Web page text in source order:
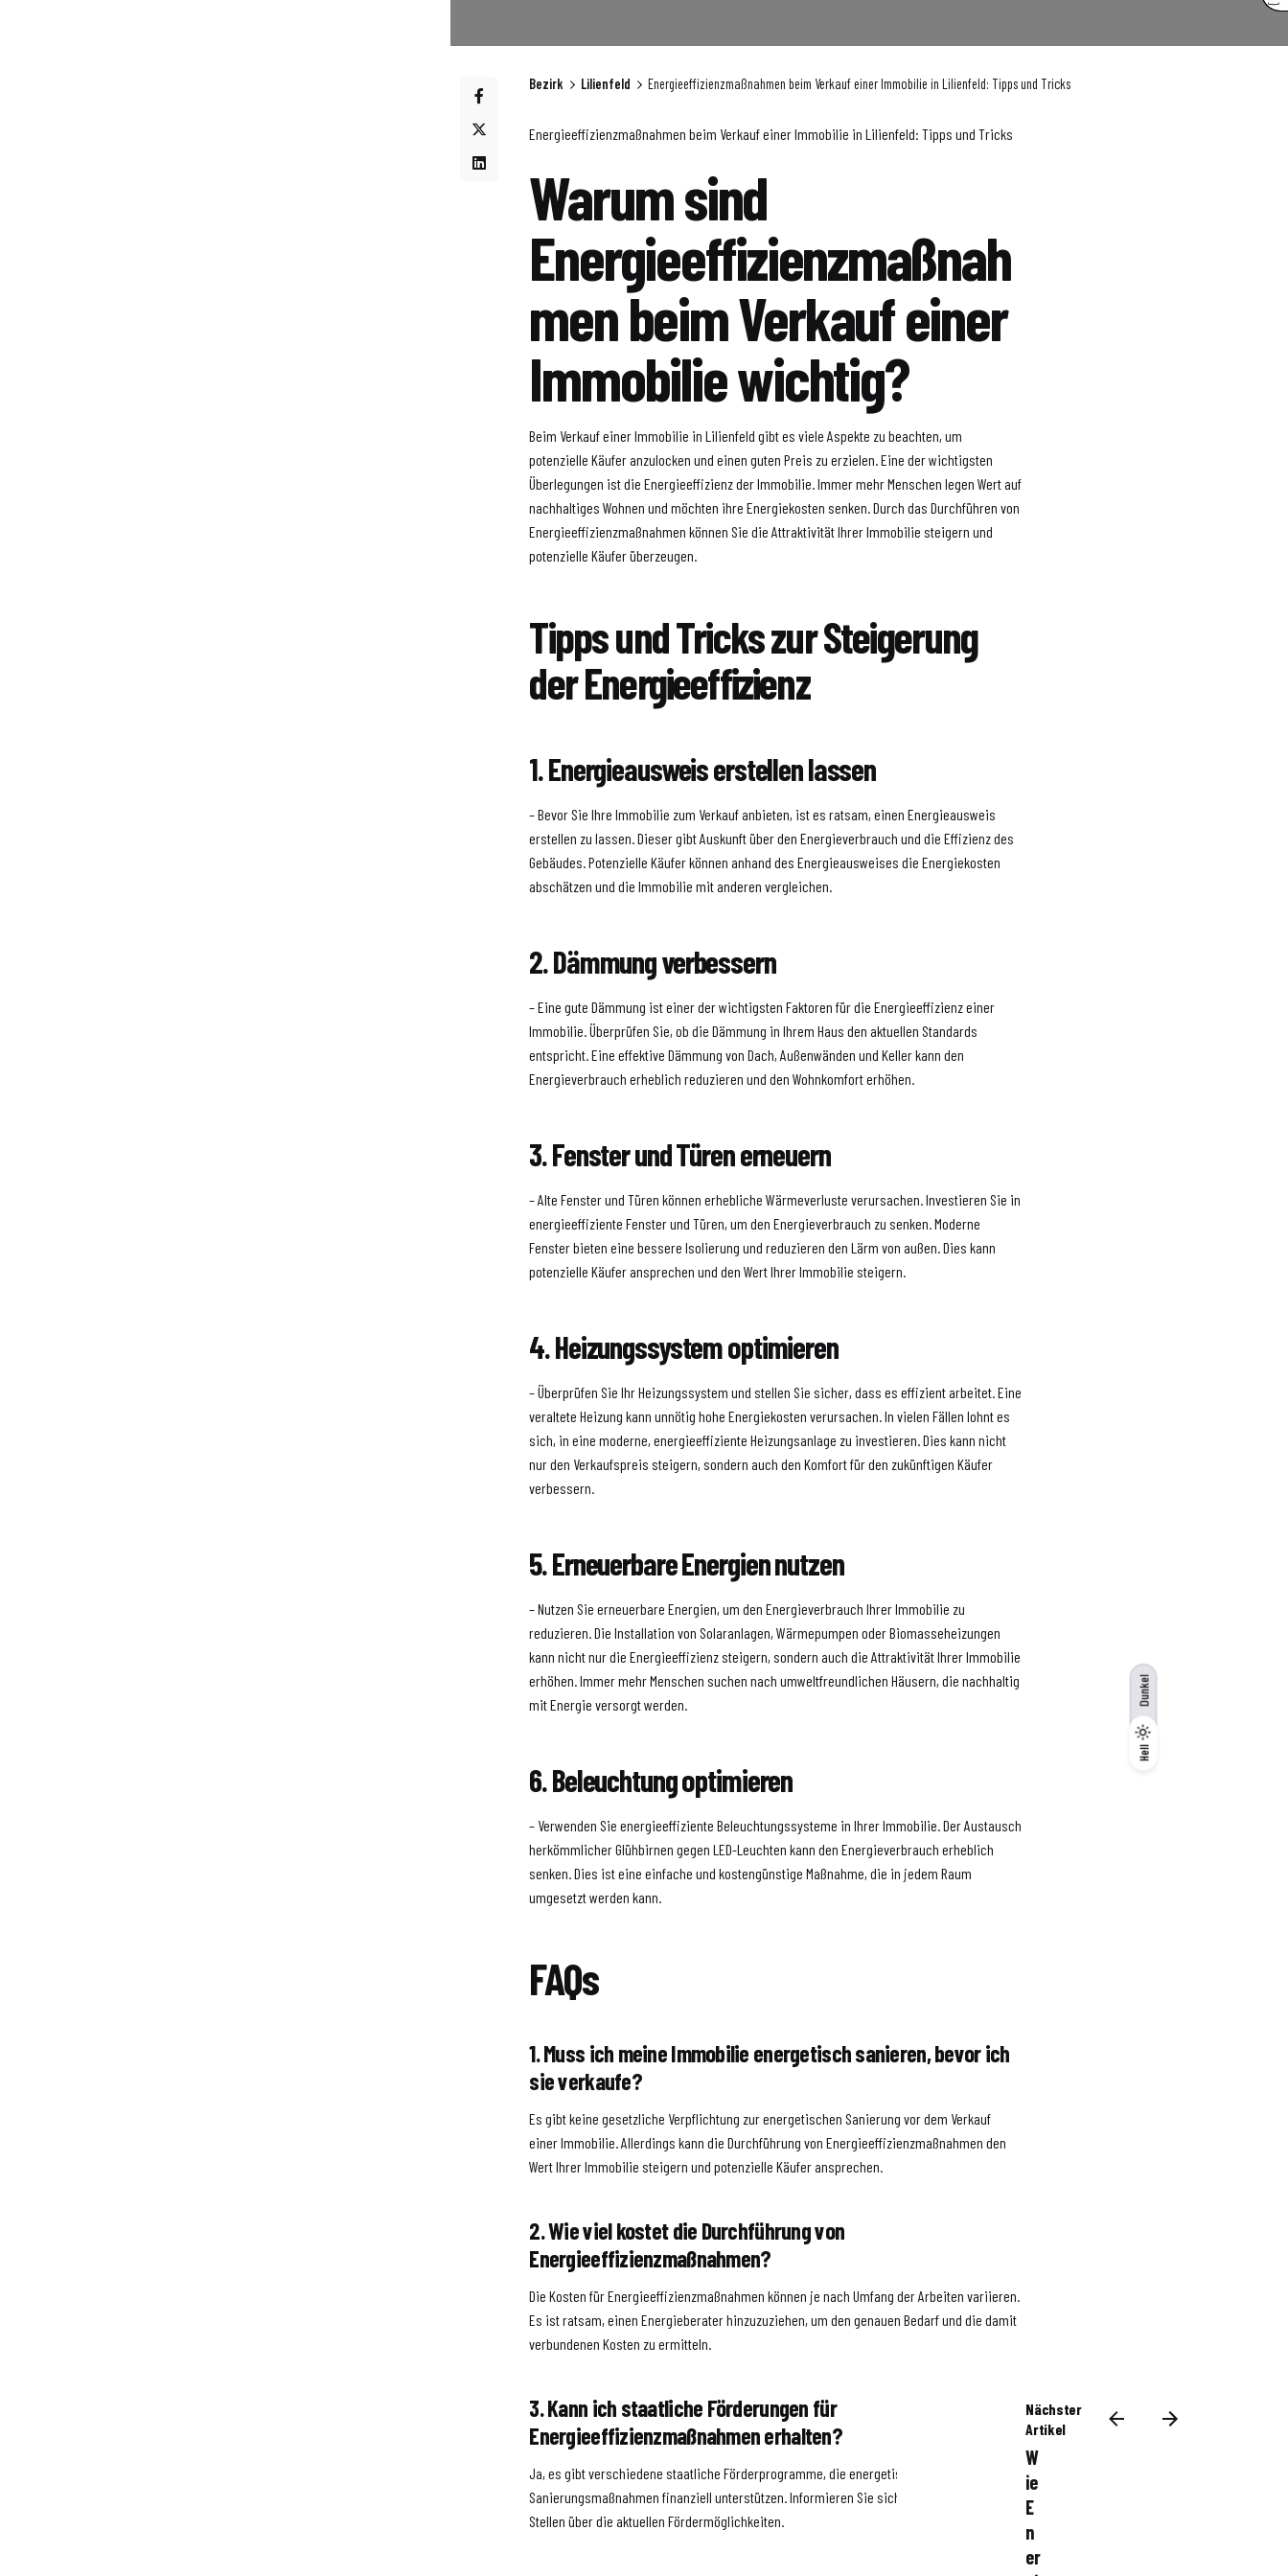
Hell
Dunkel
Hell
Dunkel
Bezirk Lilienfeld Energieeffizienzmaßnahmen beim Verkauf einer Immobilie in Lilienfeld: Tipps und Tricks
Energieeffizienzmaßnahmen beim Verkauf einer Immobilie in Lilienfeld: Tipps und Tricks
Warum sind
Energieeffizienzmaßnah
men beim Verkauf einer
Immobilie wichtig?
Beim Verkauf einer Immobilie in Lilienfeld gibt es viele Aspekte zu beachten, um
potenzielle Käufer anzulocken und einen guten Preis zu erzielen. Eine der wichtigsten
Überlegungen ist die Energieeffizienz der Immobilie. Immer mehr Menschen legen Wert auf
nachhaltiges Wohnen und möchten ihre Energiekosten senken. Durch das Durchführen von
Energieeffizienzmaßnahmen können Sie die Attraktivität Ihrer Immobilie steigern und
potenzielle Käufer überzeugen.
Tipps und Tricks zur Steigerung
der Energieeffizienz
1. Energieausweis erstellen lassen
– Bevor Sie Ihre Immobilie zum Verkauf anbieten, ist es ratsam, einen Energieausweis
erstellen zu lassen. Dieser gibt Auskunft über den Energieverbrauch und die Effizienz des
Gebäudes. Potenzielle Käufer können anhand des Energieausweises die Energiekosten
abschätzen und die Immobilie mit anderen vergleichen.
2. Dämmung verbessern
– Eine gute Dämmung ist einer der wichtigsten Faktoren für die Energieeffizienz einer
Immobilie. Überprüfen Sie, ob die Dämmung in Ihrem Haus den aktuellen Standards
entspricht. Eine effektive Dämmung von Dach, Außenwänden und Keller kann den
Energieverbrauch erheblich reduzieren und den Wohnkomfort erhöhen.
3. Fenster und Türen erneuern
– Alte Fenster und Türen können erhebliche Wärmeverluste verursachen. Investieren Sie in
energieeffiziente Fenster und Türen, um den Energieverbrauch zu senken. Moderne
Fenster bieten eine bessere Isolierung und reduzieren den Lärm von außen. Dies kann
potenzielle Käufer ansprechen und den Wert Ihrer Immobilie steigern.
4. Heizungssystem optimieren
– Überprüfen Sie Ihr Heizungssystem und stellen Sie sicher, dass es effizient arbeitet. Eine
veraltete Heizung kann unnötig hohe Energiekosten verursachen. In vielen Fällen lohnt es
sich, in eine moderne, energieeffiziente Heizungsanlage zu investieren. Dies kann nicht
nur den Verkaufspreis steigern, sondern auch den Komfort für den zukünftigen Käufer
verbessern.
5. Erneuerbare Energien nutzen
– Nutzen Sie erneuerbare Energien, um den Energieverbrauch Ihrer Immobilie zu
reduzieren. Die Installation von Solaranlagen, Wärmepumpen oder Biomasseheizungen
kann nicht nur die Energieeffizienz steigern, sondern auch die Attraktivität Ihrer Immobilie
erhöhen. Immer mehr Menschen suchen nach umweltfreundlichen Häusern, die nachhaltig
mit Energie versorgt werden.
6. Beleuchtung optimieren
– Verwenden Sie energieeffiziente Beleuchtungssysteme in Ihrer Immobilie. Der Austausch
herkömmlicher Glühbirnen gegen LED-Leuchten kann den Energieverbrauch erheblich
senken. Dies ist eine einfache und kostengünstige Maßnahme, die in jedem Raum
umgesetzt werden kann.
FAQs
1. Muss ich meine Immobilie energetisch sanieren, bevor ich
sie verkaufe?
Es gibt keine gesetzliche Verpflichtung zur energetischen Sanierung vor dem Verkauf
einer Immobilie. Allerdings kann die Durchführung von Energieeffizienzmaßnahmen den
Wert Ihrer Immobilie steigern und potenzielle Käufer ansprechen.
2. Wie viel kostet die Durchführung von
Energieeffizienzmaßnahmen?
Die Kosten für Energieeffizienzmaßnahmen können je nach Umfang der Arbeiten variieren.
Es ist ratsam, einen Energieberater hinzuzuziehen, um den genauen Bedarf und die damit
verbundenen Kosten zu ermitteln.
3. Kann ich staatliche Förderungen für
Energieeffizienzmaßnahmen erhalten?
Ja, es gibt verschiedene staatliche Förderprogramme, die energetische
Sanierungsmaßnahmen finanziell unterstützen. Informieren Sie sich bei den zuständigen
Stellen über die aktuellen Fördermöglichkeiten.
Nächster
Artikel
W
ie
E
n
er